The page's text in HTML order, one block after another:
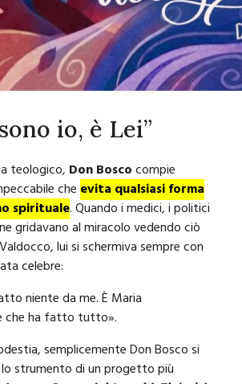
io, è Lei”
teologico, Don Boscocompie
che evita qualsiasi forma
spirituale. Quando i medici, i politici
gridavano al miracolo vedendo ciò
lui si schermiva sempre con
celebre:
niente da me. È Maria
che ha fatto tutto».
semplicemente Don Bosco si
strumento di un progetto più